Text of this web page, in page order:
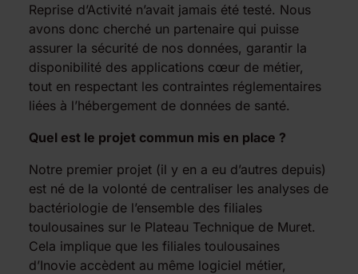
Reprise d’Activité n’avait jamais été testé. Nous
avons donc cherché un partenaire qui puisse
assurer la sécurité de nos données, garantir la
disponibilité des applications cœur de métier,
tout en respectant les contraintes réglementaires
liées à l’hébergement de données de santé.
Quel est le projet commun mis en place ?
Notre premier projet (il y en a eu d’autres depuis)
est né de la volonté de centraliser les analyses de
bactériologie de l’ensemble des filiales
toulousaines sur le Plateau Technique de Muret.
Cela implique que les filiales toulousaines
d’Inovie accèdent au même logiciel métier,